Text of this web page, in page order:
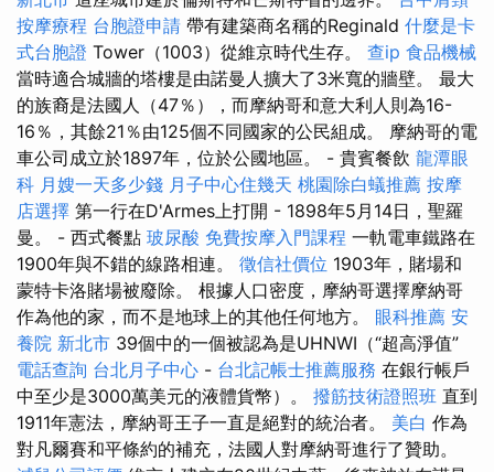
按摩療程 台胞證申請 帶有建築商名稱的Reginald 什麼是卡
式台胞證 Tower（1003）從維京時代生存。 查ip 食品機械
當時適合城牆的塔樓是由諾曼人擴大了3米寬的牆壁。 最大
的族裔是法國人（47％），而摩納哥和意大利人則為16-
16％，其餘21％由125個不同國家的公民組成。 摩納哥的電
車公司成立於1897年，位於公國地區。 - 貴賓餐飲 龍潭眼
科 月嫂一天多少錢 月子中心住幾天 桃園除白蟻推薦 按摩
店選擇 第一行在D'Armes上打開 - 1898年5月14日，聖羅
曼。 - 西式餐點 玻尿酸 免費按摩入門課程 一軌電車鐵路在
1900年與不錯的線路相連。 徵信社價位 1903年，賭場和
蒙特卡洛賭場被廢除。 根據人口密度，摩納哥選擇摩納哥
作為他的家，而不是地球上的其他任何地方。 眼科推薦 安
養院 新北市 39個中的一個被認為是UHNWI（“超高淨值”
電話查詢 台北月子中心 - 台北記帳士推薦服務 在銀行帳戶
中至少是3000萬美元的液體貨幣）。 撥筋技術證照班 直到
1911年憲法，摩納哥王子一直是絕對的統治者。 美白 作為
對凡爾賽和平條約的補充，法國人對摩納哥進行了贊助。